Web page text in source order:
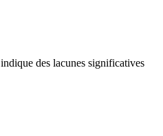
des lacunes significatives